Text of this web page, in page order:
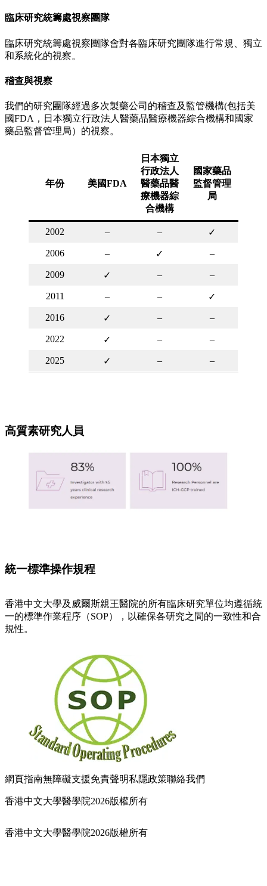
臨床研究統籌處視察團隊
臨床研究統籌處視察團隊會對各臨床研究團隊進行常規、獨立
和系統化的視察。
稽查與視察
我們的研究團隊經過多次製藥公司的稽查及監管機構(包括美
國FDA，日本獨立行政法人醫藥品醫療機器綜合機構和國家
藥品監督管理局）的視察。
年份 美國FDA
日本獨立
行政法人
醫藥品醫
療機器綜
合機構
國家藥品
監督管理
局
2002 – – ✓
2006 – ✓ –
2009 ✓ – –
2011 – – ✓
2016 ✓ – –
2022 ✓ – –
2025 ✓ – –
高質素研究人員
統一標準操作規程
香港中文大學及威爾斯親王醫院的所有臨床研究單位均遵循統
一的標準作業程序（SOP），以確保各研究之間的一致性和合
規性。
網頁指南無障礙支援免責聲明私隱政策聯絡我們
香港中文大學醫學院2026版權所有
香港中文大學醫學院2026版權所有